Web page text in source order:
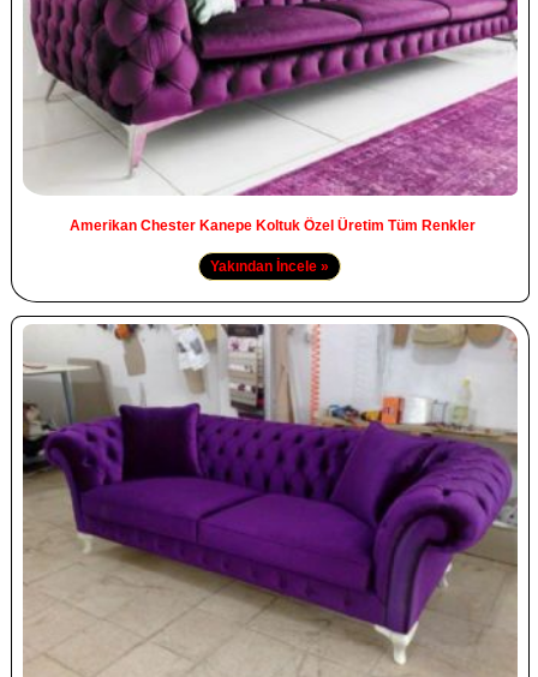
Amerikan Chester Kanepe Koltuk Özel Üretim Tüm Renkler
Yakından İncele »